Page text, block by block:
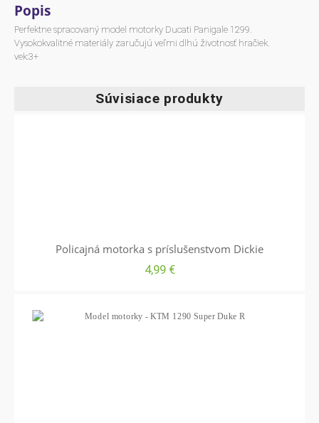
Popis
Perfektne spracovaný model motorky Ducati Panigale 1299.
Vysokokvalitné materiály zaručujú veľmi dlhú životnosť hračiek.
vek:3+
Súvisiace produkty
Policajná motorka s príslušenstvom Dickie
4,99 €